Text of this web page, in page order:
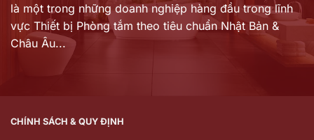
là một trong những doanh nghiệp hàng đầu trong lĩnh
vực Thiết bị Phòng tắm theo tiêu chuẩn Nhật Bản &
Châu Âu...
CHÍNH SÁCH & QUY ĐỊNH